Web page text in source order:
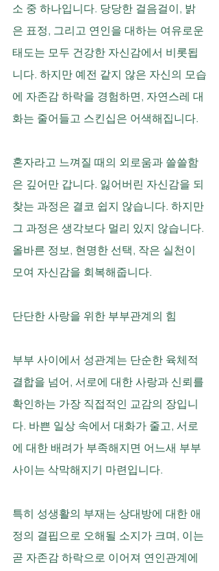
소 중 하나입니다. 당당한 걸음걸이, 밝
은 표정, 그리고 연인을 대하는 여유로운
태도는 모두 건강한 자신감에서 비롯됩
니다. 하지만 예전 같지 않은 자신의 모습
에 자존감 하락을 경험하면, 자연스레 대
화는 줄어들고 스킨십은 어색해집니다.
혼자라고 느껴질 때의 외로움과 쓸쓸함
은 깊어만 갑니다. 잃어버린 자신감을 되
찾는 과정은 결코 쉽지 않습니다. 하지만
그 과정은 생각보다 멀리 있지 않습니다.
올바른 정보, 현명한 선택, 작은 실천이
모여 자신감을 회복해줍니다.
단단한 사랑을 위한 부부관계의 힘
부부 사이에서 성관계는 단순한 육체적
결합을 넘어, 서로에 대한 사랑과 신뢰를
확인하는 가장 직접적인 교감의 장입니
다. 바쁜 일상 속에서 대화가 줄고, 서로
에 대한 배려가 부족해지면 어느새 부부
사이는 삭막해지기 마련입니다.
특히 성생활의 부재는 상대방에 대한 애
정의 결핍으로 오해될 소지가 크며, 이는
곧 자존감 하락으로 이어져 연인관계에